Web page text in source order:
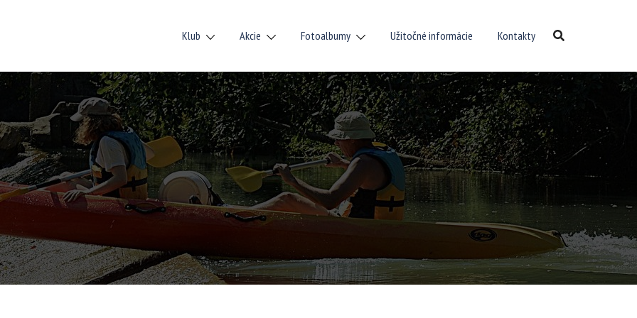
Klub Akcie Fotoalbumy Užitočné informácie Kontakty